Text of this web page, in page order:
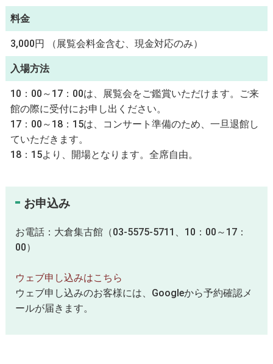
料金
3,000円 （展覧会料金含む、現金対応のみ）
入場方法
10：00～17：00は、展覧会をご鑑賞いただけます。ご来
館の際に受付にお申し出ください。
17：00～18：15は、コンサート準備のため、一旦退館し
ていただきます。
18：15より、開場となります。全席自由。
お申込み
お電話：大倉集古館（03-5575-5711、10：00～17：
00）
ウェブ申し込みはこちら
ウェブ申し込みのお客様には、Googleから予約確認メ
ールが届きます。